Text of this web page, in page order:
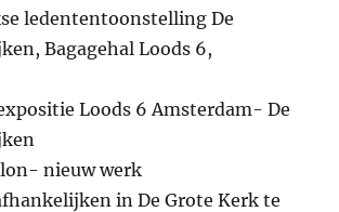
ledententoonstelling De
Bagagehal Loods 6,
Loods 6 Amsterdam- De
nieuw werk
in De Grote Kerk te